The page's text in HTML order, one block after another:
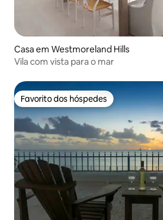
Casa em Westmoreland Hills
Vila com vista para o mar
Favorito dos hóspedes
Favorito dos hóspedes